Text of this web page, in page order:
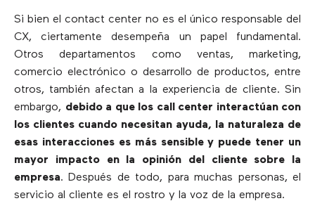
Si bien el contact center no es el único responsable del
CX, ciertamente desempeña un papel fundamental.
Otros departamentos como ventas, marketing,
comercio electrónico o desarrollo de productos, entre
otros, también afectan a la experiencia de cliente. Sin
embargo, debido a que los call center interactúan con
los clientes cuando necesitan ayuda, la naturaleza de
esas interacciones es más sensible y puede tener un
mayor impacto en la opinión del cliente sobre la
empresa. Después de todo, para muchas personas, el
servicio al cliente es el rostro y la voz de la empresa.